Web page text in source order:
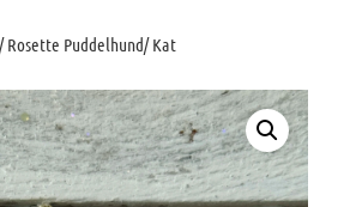
/ Rosette Puddelhund/ Kat